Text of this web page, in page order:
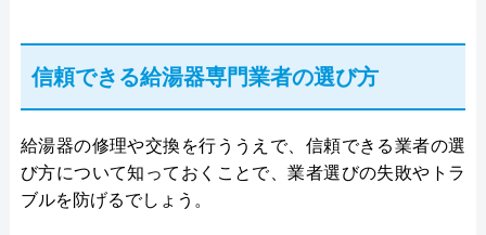
信頼できる給湯器専門業者の選び方
給湯器の修理や交換を行ううえで、信頼できる業者の選
び方について知っておくことで、業者選びの失敗やトラ
ブルを防げるでしょう。